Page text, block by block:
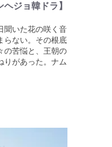
ジョ韓ドラ】
聞いた花の咲く音
らない。その根底
の苦悩と、王朝の
りがあった。ナム